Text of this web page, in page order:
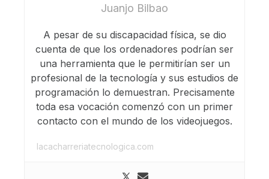
Juanjo Bilbao
A pesar de su discapacidad física, se dio
cuenta de que los ordenadores podrían ser
una herramienta que le permitirían ser un
profesional de la tecnología y sus estudios de
programación lo demuestran. Precisamente
toda esa vocación comenzó con un primer
contacto con el mundo de los videojuegos.
lacacharreriatecnologica.com